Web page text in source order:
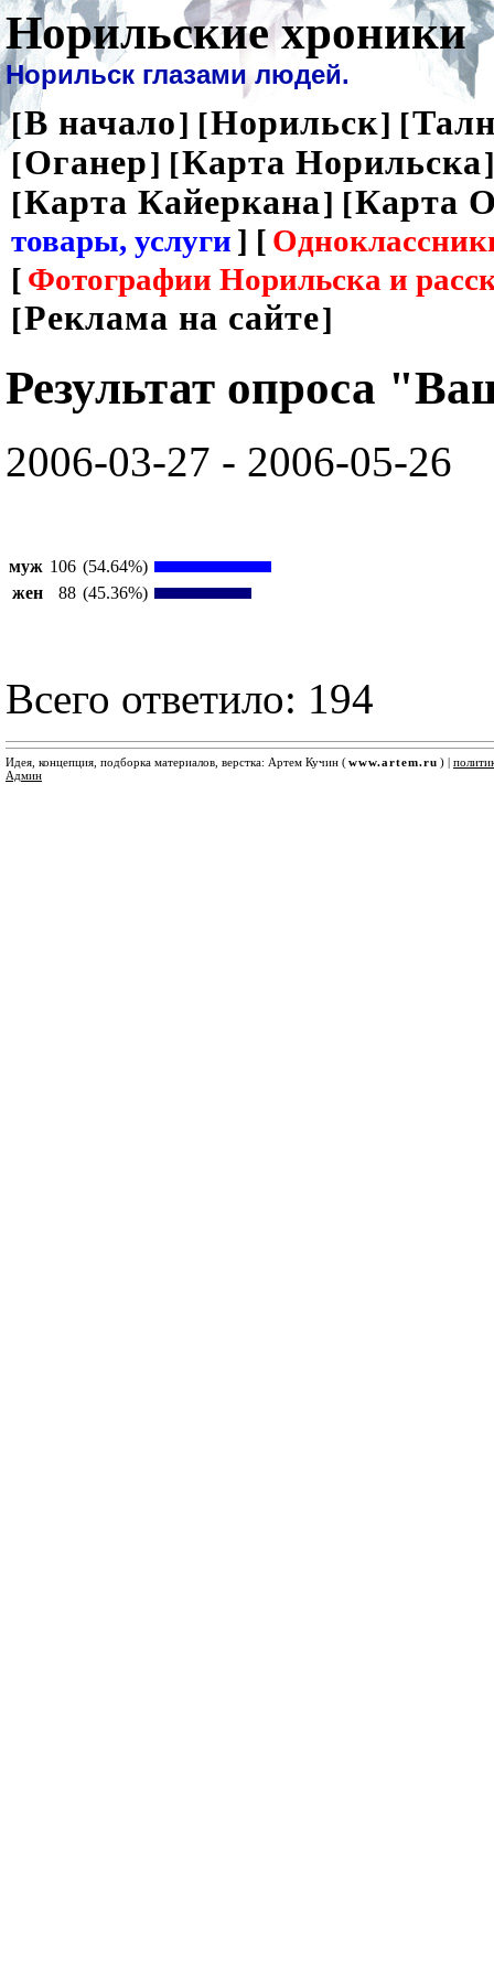
Норильские хроники
Норильск глазами людей.
[В начало] [Норильск] [
[Оганер] [Карта Норильска
[Карта Кайеркана] [Карта
товары, услуги ] [
[ Фотографии Норильска и
[Реклама на сайте]
Результат опроса
2006-03-27 - 2006-05-26
муж 106 (54.64%)
жен
88 (45.36%)
Всего ответило: 194
Идея, концепция, подборка материалов, верстка: Артем Кучин (www.artem.ru ) |
Админ